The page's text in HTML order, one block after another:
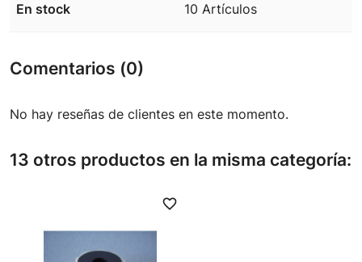
En stock 10 Artículos
Comentarios (0)
No hay reseñas de clientes en este momento.
13 otros productos en la misma categoría:
favorite_border